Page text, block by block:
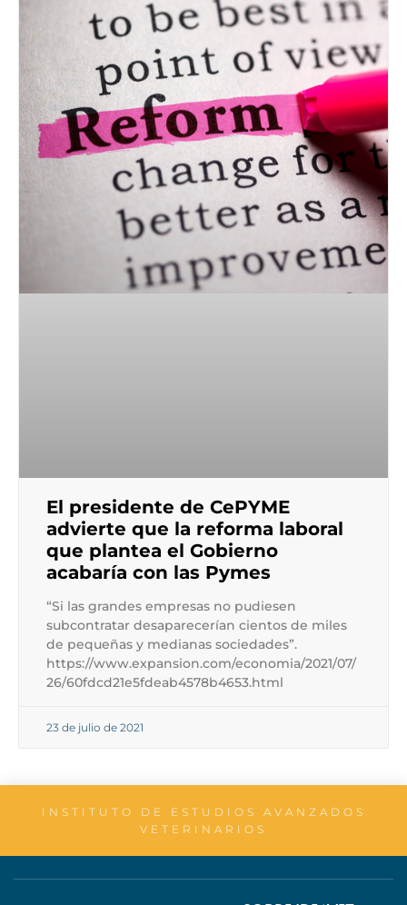
El presidente de CePYME
advierte que la reforma laboral
que plantea el Gobierno
acabaría con las Pymes
“Si las grandes empresas no pudiesen
subcontratar desaparecerían cientos de miles
de pequeñas y medianas sociedades”.
https://www.expansion.com/economia/2021/07/
26/60fdcd21e5fdeab4578b4653.html
23 de julio de 2021
INSTITUTO DE ESTUDIOS AVANZADOS
VETERINARIOS